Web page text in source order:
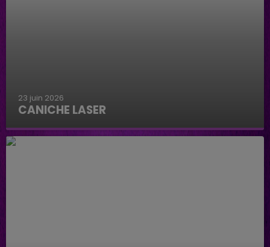
23 juin 2026
CANICHE LASER
Caniche Laser